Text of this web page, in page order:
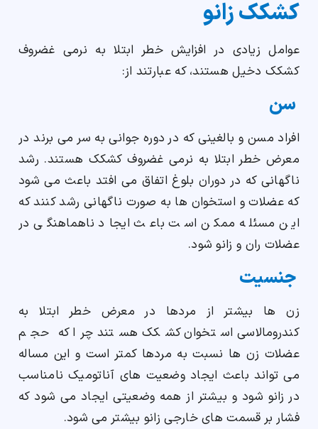
کشکک زانو
عوامل زیادی در افزایش خطر ابتلا به نرمی غضروف
کشکک دخیل هستند، که عبارتند از:
سن
افراد مسن و بالغینی که در دوره جوانی به سر می برند در
معرض خطر ابتلا به نرمی غضروف کشکک هستند. رشد
ناگهانی که در دوران بلوغ اتفاق می افتد باعث می شود
که عضلات و استخوان ها به صورت ناگهانی رشد کنند که
این مسئله ممکن است باعث ایجاد ناهماهنگی در
عضلات ران و زانو شود.
جنسیت
زن ها بیشتر از مردها در معرض خطر ابتلا به
کندرومالاسی استخوان کشکک هستند چرا که حجم
عضلات زن ها نسبت به مردها کمتر است و این مساله
می تواند باعث ایجاد وضعیت های آناتومیک نامناسب
در زانو شود و بیشتر از همه وضعیتی ایجاد می شود که
فشار بر قسمت های خارجی زانو بیشتر می شود.